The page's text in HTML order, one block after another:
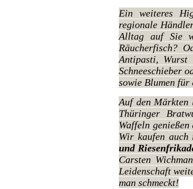
Ein weiteres
regionale
Alltag auf Sie
Räucherfisch?
Antipasti, Wurst
Schneeschieber
sowie Blumen
Auf den Märkten
Thüringer
Waffeln
Wir kaufen
und
Carsten
Leidenschaft
man schmeckt!